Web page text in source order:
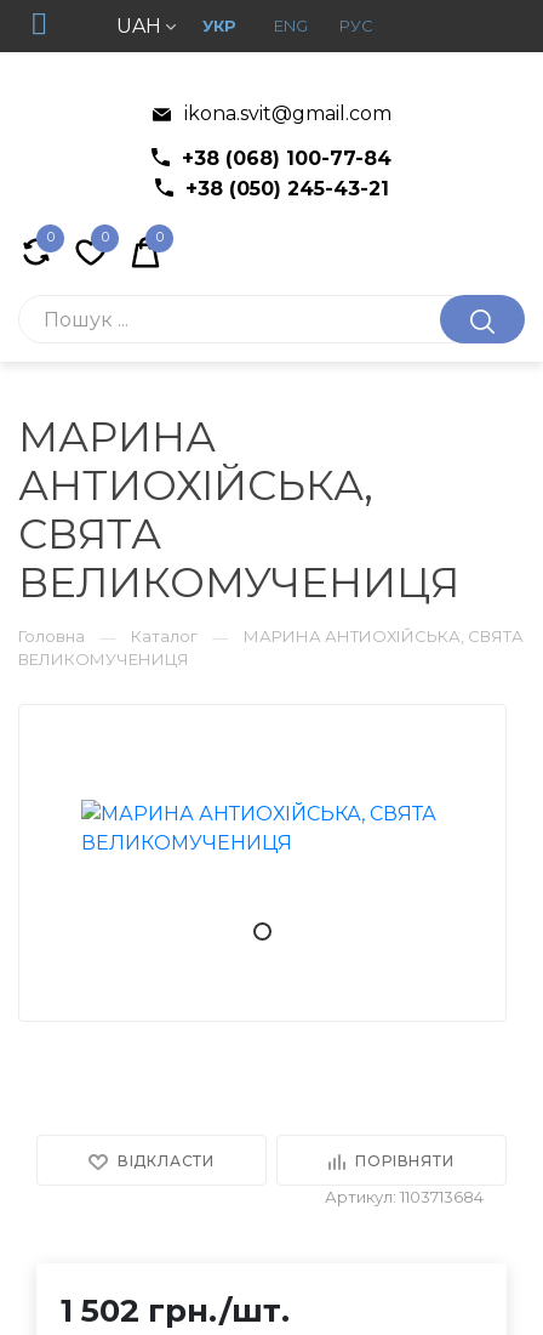
UAH УКР ENG РУС
ikona.svit@gmail.com
+38 (068) 100-77-84
+38 (050) 245-43-21
0 0 0
МАРИНА
АНТИОХІЙСЬКА,
СВЯТА
ВЕЛИКОМУЧЕНИЦЯ
Головна — Каталог —
МАРИНА АНТИОХІЙСЬКА, СВЯТА
ВЕЛИКОМУЧЕНИЦЯ
ВІДКЛАСТИ ПОРІВНЯТИ
Артикул: 1103713684
1 502 грн./шт.